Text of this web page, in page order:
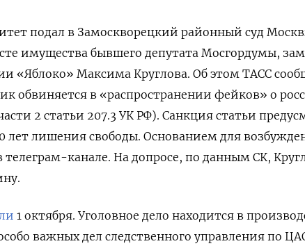
подал в Замоскворецкий районный суд
имущества бывшего депутата Мосгордумы,
«Яблоко» Максима Круглова. Об этом ТАСС
обвиняется в «распространении фейков» о
2 статьи 207.3 УК РФ). Санкция статьи
лет лишения свободы. Основанием для
телеграм-канале. На допросе, по данным СК,
1 октября. Уголовное дело находится в
важных дел следственного управления по